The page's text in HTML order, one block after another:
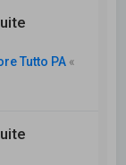
Tutto PA «